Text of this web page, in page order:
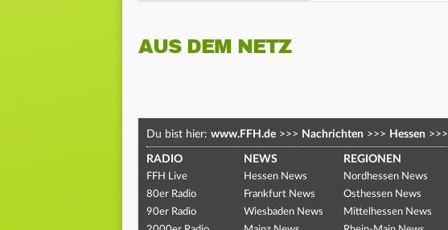
AUS DEM NETZ
Du bist hier: www.FFH.de >>> Nachrichten >>> Hessen >>>
RADIO
FFH Live
80er Radio
90er Radio
NEWS
Hessen News
Frankfurt News
Wiesbaden News
REGIONEN
Nordhessen News
Osthessen News
Mittelhessen News